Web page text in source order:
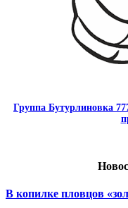
Группа Бутурлиновка
В копилке пловцов